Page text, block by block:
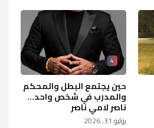
4
حين يجتمع البطل والمحكم
والمدرب في شخص واحد...
ناصر لامي ناصر
يوليو 31, 2026